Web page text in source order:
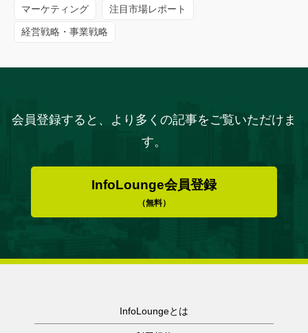
マーケティング 注目市場レポート
経営戦略・事業戦略
会員登録すると、より多くの記事をご覧いただけま
す。
InfoLounge会員登録
（無料）
InfoLoungeとは